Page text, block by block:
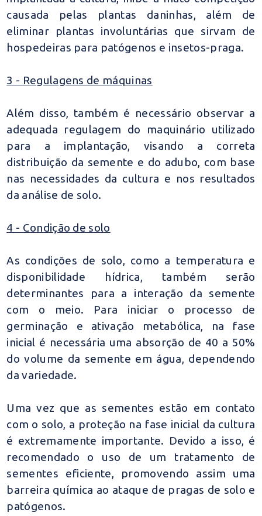
causada pelas plantas daninhas, além de
eliminar plantas involuntárias que sirvam de
hospedeiras para patógenos e insetos-praga.
3 - Regulagens de máquinas
Além disso, também é necessário observar a
adequada regulagem do maquinário utilizado
para a implantação, visando a correta
distribuição da semente e do adubo, com base
nas necessidades da cultura e nos resultados
da análise de solo.
4 - Condição de solo
As condições de solo, como a temperatura e
disponibilidade hídrica, também serão
determinantes para a interação da semente
com o meio. Para iniciar o processo de
germinação e ativação metabólica, na fase
inicial é necessária uma absorção de 40 a 50%
do volume da semente em água, dependendo
da variedade.
Uma vez que as sementes estão em contato
com o solo, a proteção na fase inicial da cultura
é extremamente importante. Devido a isso, é
recomendado o uso de um tratamento de
sementes eficiente, promovendo assim uma
barreira química ao ataque de pragas de solo e
patógenos.